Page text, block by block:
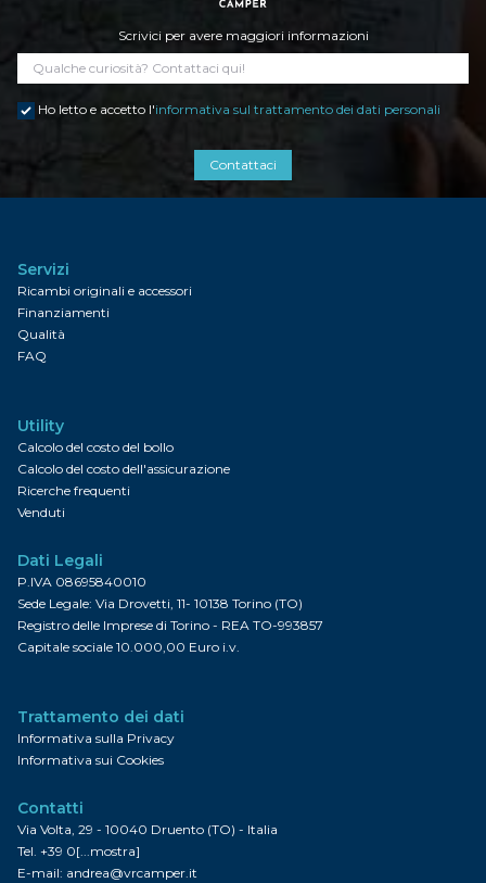
Scrivici per avere maggiori informazioni
Ho letto e accetto l'informativa sul trattamento dei dati personali
Contattaci
Servizi
Ricambi originali e accessori
Finanziamenti
Qualità
FAQ
Utility
Calcolo del costo del bollo
Calcolo del costo dell'assicurazione
Ricerche frequenti
Venduti
Dati Legali
P.IVA 08695840010
Sede Legale: Via Drovetti, 11- 10138 Torino (TO)
Registro delle Imprese di Torino - REA TO-993857
Capitale sociale 10.000,00 Euro i.v.
Trattamento dei dati
Informativa sulla Privacy
Informativa sui Cookies
Contatti
Via Volta, 29 - 10040 Druento (TO) - Italia
Tel. +39 0[...mostra]
E-mail: andrea@vrcamper.it